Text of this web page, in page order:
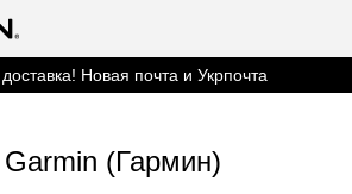
Новая почта и Укрпочта
(Гармин)